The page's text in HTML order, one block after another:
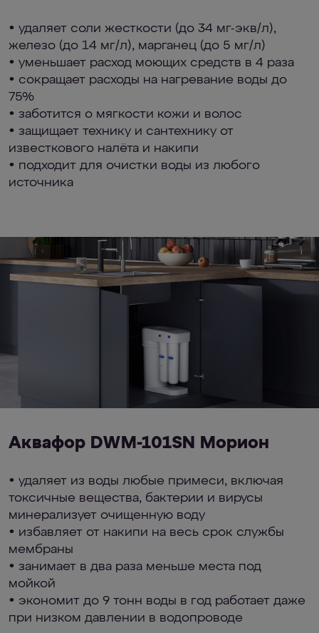
• удаляет соли жесткости (до 34 мг-экв/л),
железо (до 14 мг/л), марганец (до 5 мг/л)
• уменьшает расход моющих средств в 4 раза
• сокращает расходы на нагревание воды до
75%
• заботится о мягкости кожи и волос
• защищает технику и сантехнику от
известкового налёта и накипи
• подходит для очистки воды из любого
источника
Аквафор DWM-101SN Морион
• удаляет из воды любые примеси, включая
токсичные вещества, бактерии и вирусы
минерализует очищенную воду
• избавляет от накипи на весь срок службы
мембраны
• занимает в два раза меньше места под
мойкой
• экономит до 9 тонн воды в год работает даже
при низком давлении в водопроводе